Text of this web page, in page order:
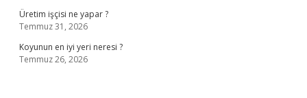
Üretim işçisi ne yapar ?
Temmuz 31, 2026
Koyunun en iyi yeri neresi ?
Temmuz 26, 2026